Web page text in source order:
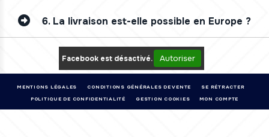
6. La livraison est-elle possible en Europe ?
Facebook est désactivé. Autoriser
MENTIONS LÉGALES CONDITIONS GÉNÉRALES DE VENTE
SE RÉTRACTER
POLITIQUE DE CONFIDENTIALITÉ
GESTION COOKIES MON COMPTE